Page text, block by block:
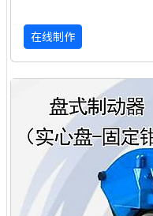
在线制作